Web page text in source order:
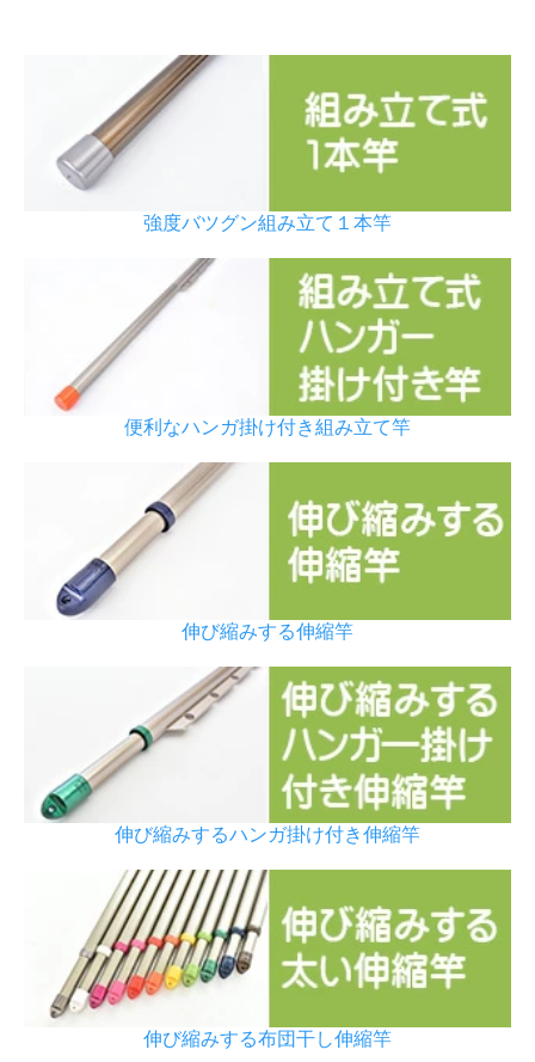
強度バツグン組み立て１本竿
便利なハンガ掛け付き組み立て竿
伸び縮みする伸縮竿
伸び縮みするハンガ掛け付き伸縮竿
伸び縮みする布団干し伸縮竿